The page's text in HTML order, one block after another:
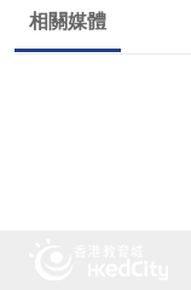
相關媒體